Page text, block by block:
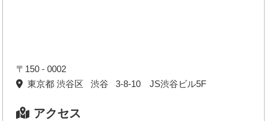
〒150 - 0002
東京都 渋谷区 渋谷 3-8-10 JS渋谷ビル5F
アクセス